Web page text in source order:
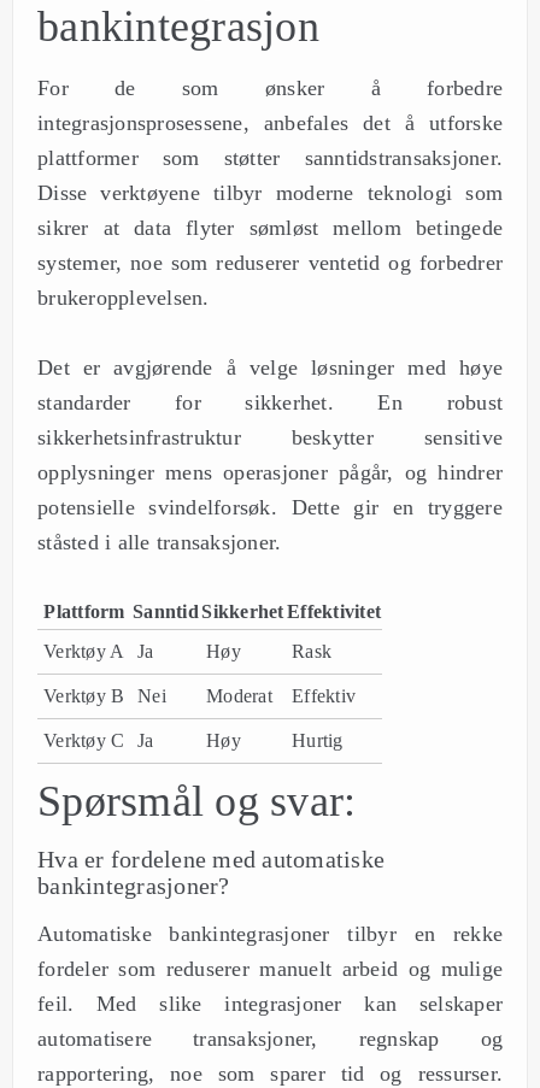
bankintegrasjon
For de som ønsker å forbedre
integrasjonsprosessene, anbefales det å utforske
plattformer som støtter sanntidstransaksjoner.
Disse verktøyene tilbyr moderne teknologi som
sikrer at data flyter sømløst mellom betingede
systemer, noe som reduserer ventetid og forbedrer
brukeropplevelsen.
Det er avgjørende å velge løsninger med høye
standarder for sikkerhet. En robust
sikkerhetsinfrastruktur beskytter sensitive
opplysninger mens operasjoner pågår, og hindrer
potensielle svindelforsøk. Dette gir en tryggere
ståsted i alle transaksjoner.
Plattform SanntidSikkerhetEffektivitet
Verktøy A
Ja Høy Rask
Verktøy B Nei Moderat Effektiv
Verktøy C Ja Høy Hurtig
Spørsmål og svar:
Hva er fordelene med automatiske
bankintegrasjoner?
Automatiske bankintegrasjoner tilbyr en rekke
fordeler som reduserer manuelt arbeid og mulige
feil. Med slike integrasjoner kan selskaper
automatisere transaksjoner, regnskap og
rapportering, noe som sparer tid og ressurser.